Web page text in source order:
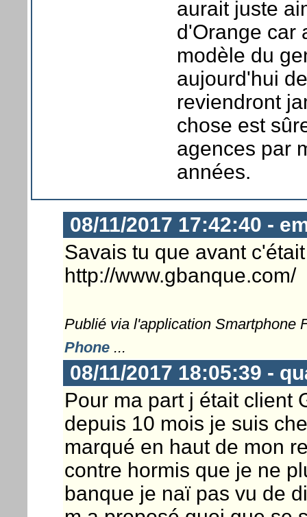
aurait juste
d'Orange car
modèle du
aujourd'hui
reviendront
chose est
agences par
années.
08/11/2017 17:42:40 -
Savais tu que avant
http://www.gbanque.com/
Publié via l'application Smartphone
Phone...
08/11/2017 18:05:39 -
Pour ma part j était client
depuis 10 mois je suis
marqué en haut de mon
contre hormis que je ne
banque je naï pas vu de